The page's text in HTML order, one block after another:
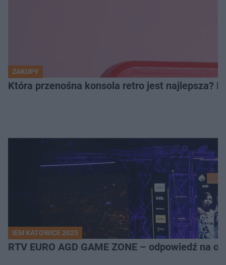
ZAKUPY
Która przenośna konsola retro jest najlepsza?
IEM KATOWICE 2025
RTV EURO AGD GAME ZONE – odpowiedź na